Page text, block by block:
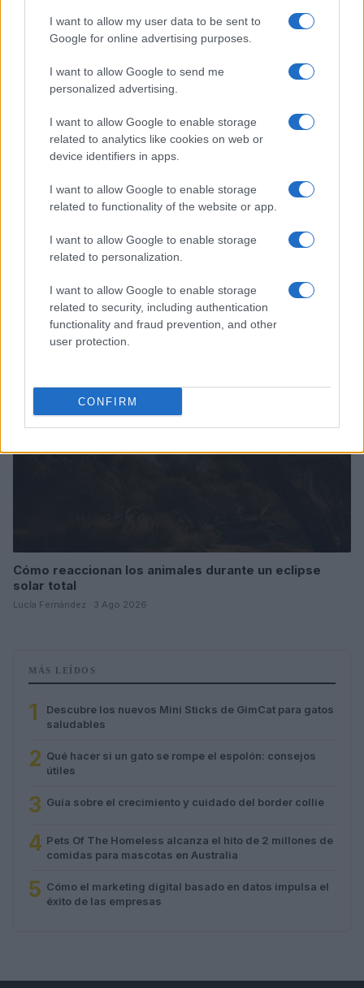
I want to allow my user data to be sent to
Google for online advertising purposes.
I want to allow Google to send me
personalized advertising.
I want to allow Google to enable storage
related to analytics like cookies on web or
device identifiers in apps.
I want to allow Google to enable storage
related to functionality of the website or app.
I want to allow Google to enable storage
related to personalization.
I want to allow Google to enable storage
related to security, including authentication
functionality and fraud prevention, and other
user protection.
CONFIRM
OTROS ANIMALES
unidas a las personas vulnerables y sus mascotas
Javier Ortega · 5 Ago 2026
OTROS ANIMALES
Cómo reaccionan los animales durante un eclipse
solar total
Lucía Fernández · 3 Ago 2026
MÁS LEÍDOS
1
Descubre los nuevos Mini Sticks de GimCat para gatos
saludables
2 Qué hacer si un gato se rompe el espolón: consejos
útiles
3 Guía sobre el crecimiento y cuidado del border collie
4 Pets Of The Homeless alcanza el hito de 2 millones de
comidas para mascotas en Australia
5 Cómo el marketing digital basado en datos impulsa el
éxito de las empresas